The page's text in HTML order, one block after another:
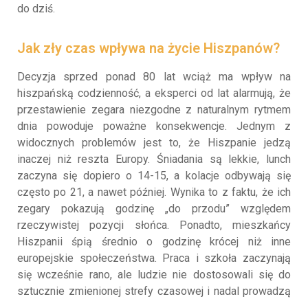
do dziś.
Jak zły czas wpływa na życie Hiszpanów?
Decyzja sprzed ponad 80 lat wciąż ma wpływ na
hiszpańską codzienność, a eksperci od lat alarmują, że
przestawienie zegara niezgodne z naturalnym rytmem
dnia powoduje poważne konsekwencje. Jednym z
widocznych problemów jest to, że Hiszpanie jedzą
inaczej niż reszta Europy. Śniadania są lekkie, lunch
zaczyna się dopiero o 14-15, a kolacje odbywają się
często po 21, a nawet później. Wynika to z faktu, że ich
zegary pokazują godzinę „do przodu” względem
rzeczywistej pozycji słońca. Ponadto, mieszkańcy
Hiszpanii śpią średnio o godzinę krócej niż inne
europejskie społeczeństwa. Praca i szkoła zaczynają
się wcześnie rano, ale ludzie nie dostosowali się do
sztucznie zmienionej strefy czasowej i nadal prowadzą